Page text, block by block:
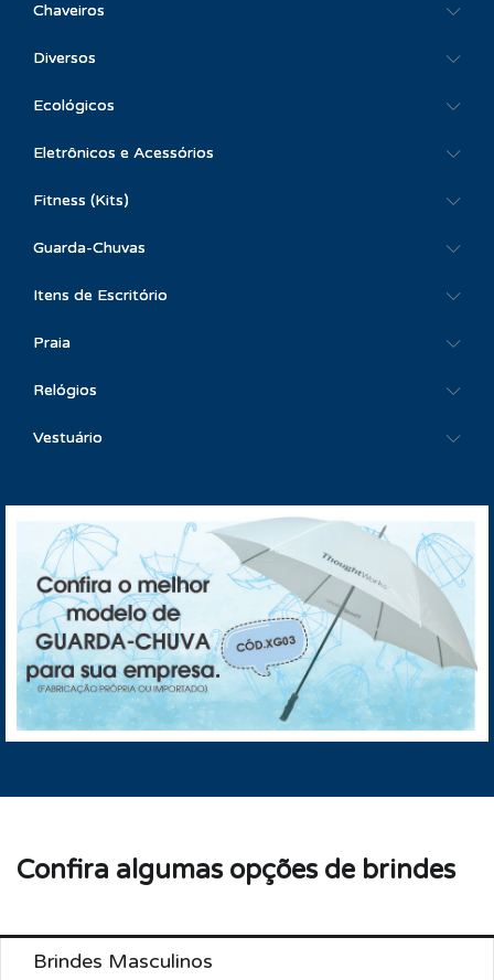
Chaveiros
Diversos
Ecológicos
Eletrônicos e Acessórios
Fitness (Kits)
Guarda-Chuvas
Itens de Escritório
Praia
Relógios
Vestuário
Confira algumas opções de brindes
Brindes Masculinos